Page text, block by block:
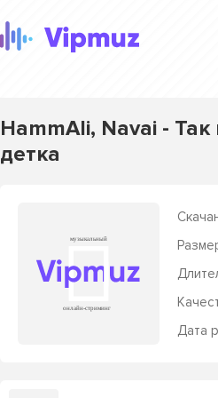
HammAli, Navai -
детка
Дата